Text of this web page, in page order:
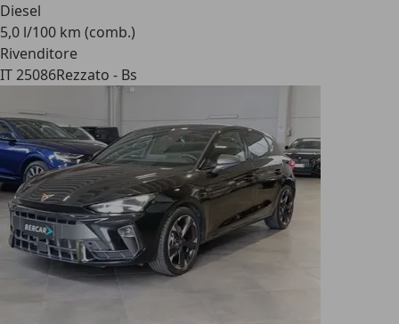
Diesel
5,0 l/100 km (comb.)
Rivenditore
IT 25086Rezzato - Bs